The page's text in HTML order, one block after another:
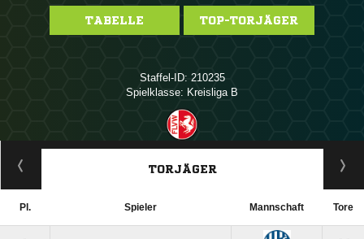
TABELLE TOP-TORJÄGER
Staffel-ID: 210235
Spielklasse: Kreisliga B
ANZEIGE
TORJÄGER
Pl. Spieler Mannschaft Tore